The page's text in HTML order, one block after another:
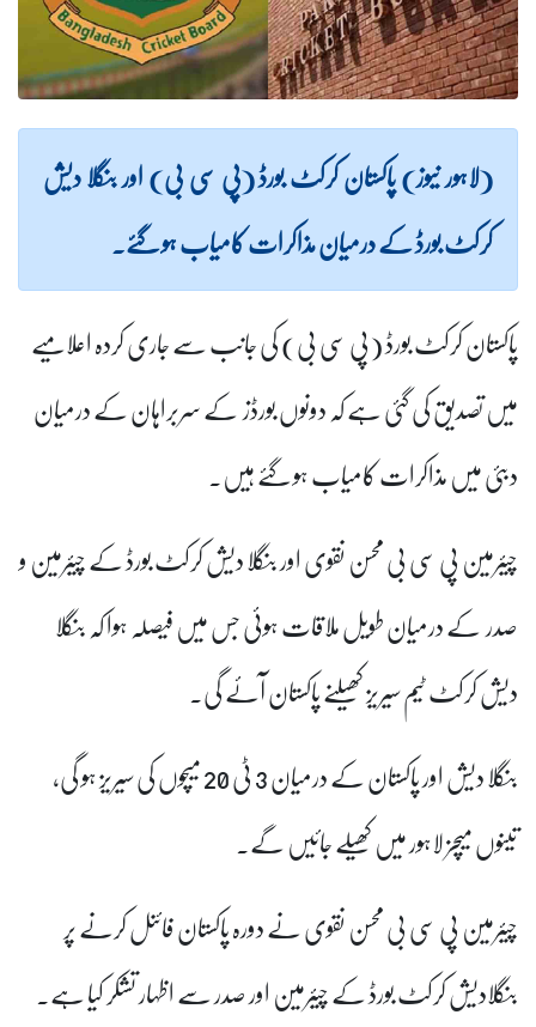
(لاہور نیوز) پاکستان کرکٹ بورڈ (پی سی بی) اور بنگلا دیش
کرکٹ بورڈ کے درمیان مذاکرات کامیاب ہو گئے۔
پاکستان کرکٹ بورڈ (پی سی بی) کی جانب سے جاری کردہ اعلامیے
میں تصدیق کی گئی ہے کہ دونوں بورڈز کے سربراہان کے درمیان
دبئی میں مذاکرات کامیاب ہو گئے ہیں۔
چیئرمین پی سی بی محسن نقوی اور بنگلا دیش کرکٹ بورڈ کے چیئرمین و
صدر کے درمیان طویل ملاقات ہوئی جس میں فیصلہ ہوا کہ بنگلا
دیش کرکٹ ٹیم سیریز کھیلنے پاکستان آئے گی۔
بنگلا دیش اور پاکستان کے درمیان 3 ٹی 20 میچوں کی سیریز ہو گی،
تینوں میچز لاہور میں کھیلے جائیں گے۔
چیئرمین پی سی بی محسن نقوی نے دورہ پاکستان فائنل کرنے پر
بنگلادیش کرکٹ بورڈ کے چیئرمین اور صدر سے اظہار تشکر کیا ہے۔